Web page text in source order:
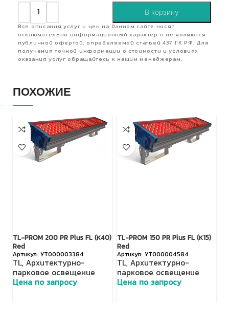
В корзину
Все описания услуг и цен на данном сайте носят
исключительно информационный характер и не являются
публичной офертой, определяемой статьей 437 ГК РФ. Для
получения точной информации о стоимости и условиях
оказания услуг обращайтесь к нашим менеджерам.
ПОХОЖИЕ
TL-PROM 200 PR Plus FL (К40)
Red
УТ000003384
TL, Архитектурно-
парковое освещение
Цена по запросу
TL-PROM 150 PR Plus FL (К15)
Red
УТ000004584
TL, Архитектурно-
парковое освещение
Цена по запросу